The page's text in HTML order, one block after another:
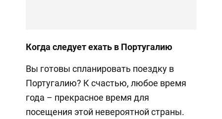
Когда следует ехать в Португалию
Вы готовы спланировать поездку в
Португалию? К счастью, любое время
года – прекрасное время для
посещения этой невероятной страны.